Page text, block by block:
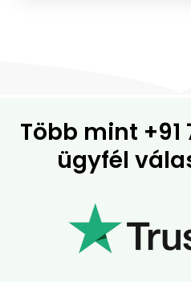
Több mint
ügyfél